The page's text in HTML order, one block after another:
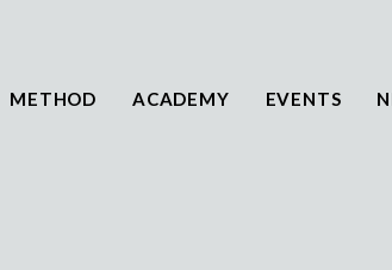
METHOD ACADEMY EVENTS